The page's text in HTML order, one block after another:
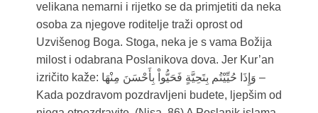
velikana nemarni i rijetko se da primjetiti da neka
osoba za njegove roditelje traži oprost od
Uzvišenog Boga. Stoga, neka je s vama Božija
milost i odabrana Poslanikova dova. Jer Kur’an
izričito kaže: وَإِذَا حُيِّيْتُم بِتَحِيَّةٍ فَحَيُّواْ بِأَحْسَنَ مِنْهَا –
Kada pozdravom pozdravljeni budete, ljepšim od